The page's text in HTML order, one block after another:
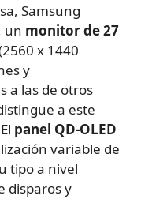
, Samsung
un monitor de 27
x 1440
y
a las de otros
a este
panel QD-OLED
variable de
tipo a nivel
disparos y